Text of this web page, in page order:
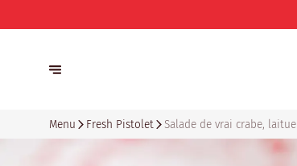
Menu Fresh Pistolet Salade de vrai crabe, laitue